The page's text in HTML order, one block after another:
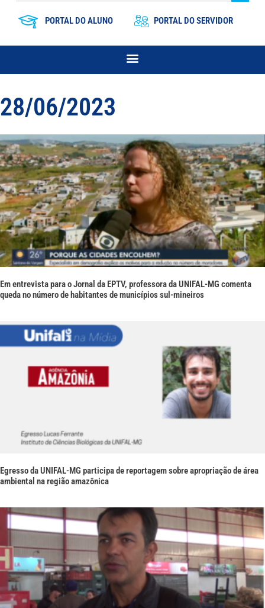
PORTAL DO ALUNO PORTAL DO SERVIDOR
28/06/2023
Em entrevista para o Jornal da EPTV, professora da UNIFAL-MG comenta
queda no número de habitantes de municípios sul-mineiros
Egresso da UNIFAL-MG participa de reportagem sobre apropriação de área
ambiental na região amazônica